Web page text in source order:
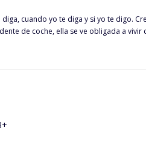
cuando yo te diga y si yo te digo.
anhelando un alivio para su vida
+